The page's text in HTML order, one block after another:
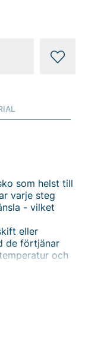
som helst till
varje steg
- vilket
eller
de förtjänar
och